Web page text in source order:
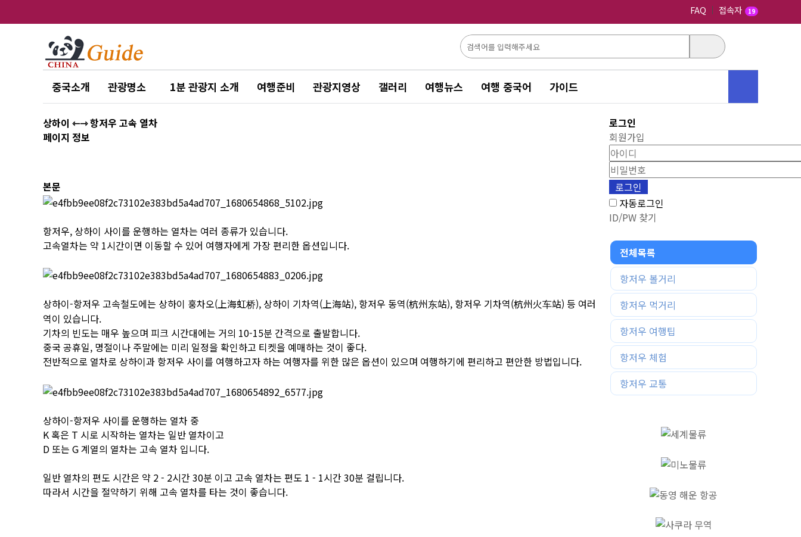
FAQ 접속자 19
중국소개 관광명소 1분 관광지 소개 여행준비 관광지영상 갤러리 여행뉴스 여행 중국어 가이드
상하이 ⇽⇾ 항저우 고속 열차
페이지 정보
본문
항저우, 상하이 사이를 운행하는 열차는 여러 종류가 있습니다.
고속열차는 약 1시간이면 이동할 수 있어 여행자에게 가장 편리한 옵션입니다.
상하이-항저우 고속철도에는 상하이 훙차오(上海虹桥), 상하이 기차역(上海站), 항저우 동역(杭州东站), 항저우 기차역(杭州火车站) 등 여러
역이 있습니다.
기차의 빈도는 매우 높으며 피크 시간대에는 거의 10-15분 간격으로 출발합니다.
중국 공휴일, 명절이나 주말에는 미리 일정을 확인하고 티켓을 예매하는 것이 좋다.
전반적으로 열차로 상하이과 항저우 사이를 여행하고자 하는 여행자를 위한 많은 옵션이 있으며 여행하기에 편리하고 편안한 방법입니다.
상하이-항저우 사이를 운행하는 열차 중
K 혹은 T 시로 시작하는 열차는 일반 열차이고
D 또는 G 계열의 열차는 고속 열차 입니다.
일반 열차의 편도 시간은 약 2 - 2시간 30분 이고 고속 열차는 편도 1 - 1시간 30분 걸립니다.
따라서 시간을 절약하기 위해 고속 열차를 타는 것이 좋습니다.
로그인
회원가입
자동로그인
ID/PW 찾기
전체목록
항저우 볼거리
항저우 먹거리
항저우 여행팁
항저우 체험
항저우 교통